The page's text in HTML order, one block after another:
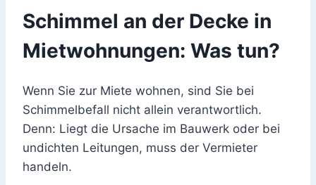
Schimmel an der Decke in
Mietwohnungen: Was tun?
Wenn Sie zur Miete wohnen, sind Sie bei
Schimmelbefall nicht allein verantwortlich.
Denn: Liegt die Ursache im Bauwerk oder bei
undichten Leitungen, muss der Vermieter
handeln.